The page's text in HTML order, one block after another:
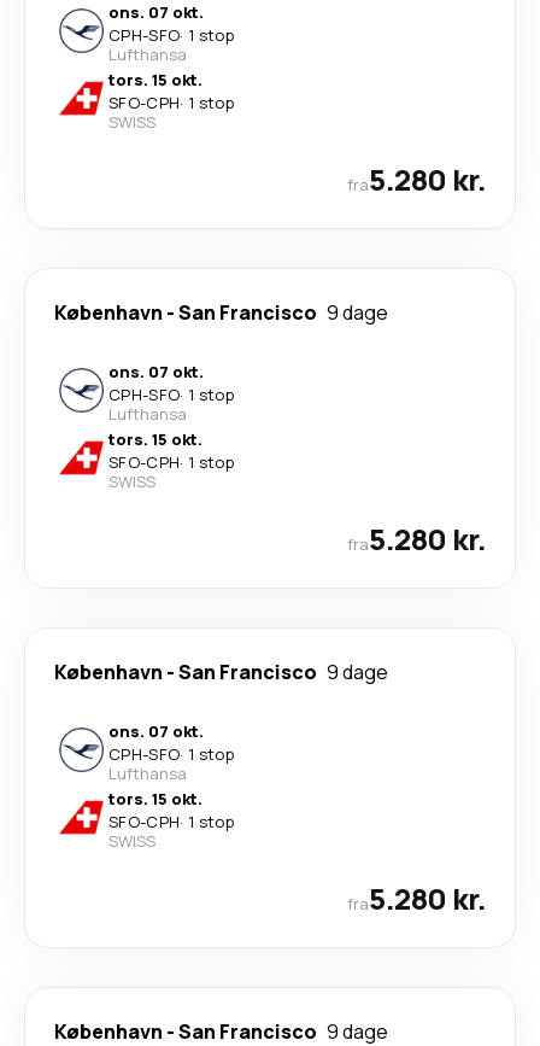
ons. 07 okt.
CPH-SFO· 1 stop
Lufthansa
tors. 15 okt.
SFO-CPH· 1 stop
SWISS
fra5.280 kr.
København -San Francisco 9 dage
ons. 07 okt.
CPH-SFO· 1 stop
Lufthansa
tors. 15 okt.
SFO-CPH· 1 stop
SWISS
fra5.280 kr.
København -San Francisco 9 dage
ons. 07 okt.
CPH-SFO· 1 stop
Lufthansa
tors. 15 okt.
SFO-CPH· 1 stop
SWISS
fra5.280 kr.
København -San Francisco 9 dage